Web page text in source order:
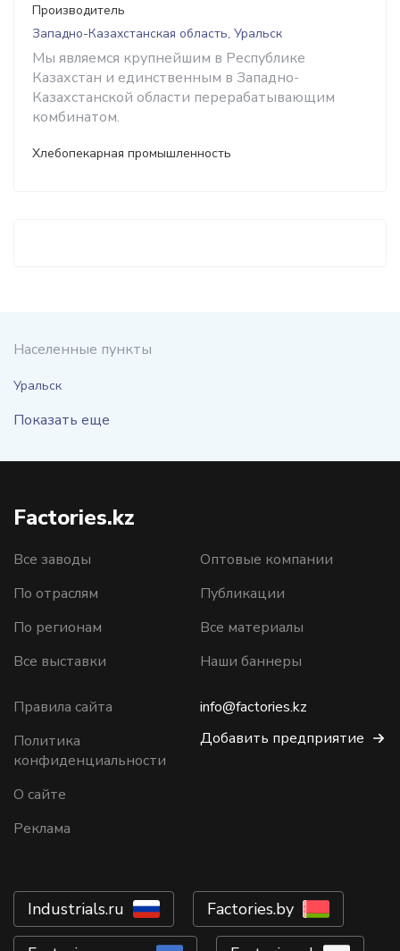
Производитель
Западно-Казахстанская область, Уральск
Мы являемся крупнейшим в Республике
Казахстан и единственным в Западно-
Казахстанской области перерабатывающим
комбинатом.
Хлебопекарная промышленность
Населенные пункты
Уральск
Показать еще
Factories.kz
Все заводы
По отраслям
По регионам
Все выставки
Оптовые компании
Публикации
Все материалы
Наши баннеры
Правила сайта
Политика
конфиденциальности
О сайте
Реклама
info@factories.kz
Добавить предприятие
Industrials.ru Factories.by